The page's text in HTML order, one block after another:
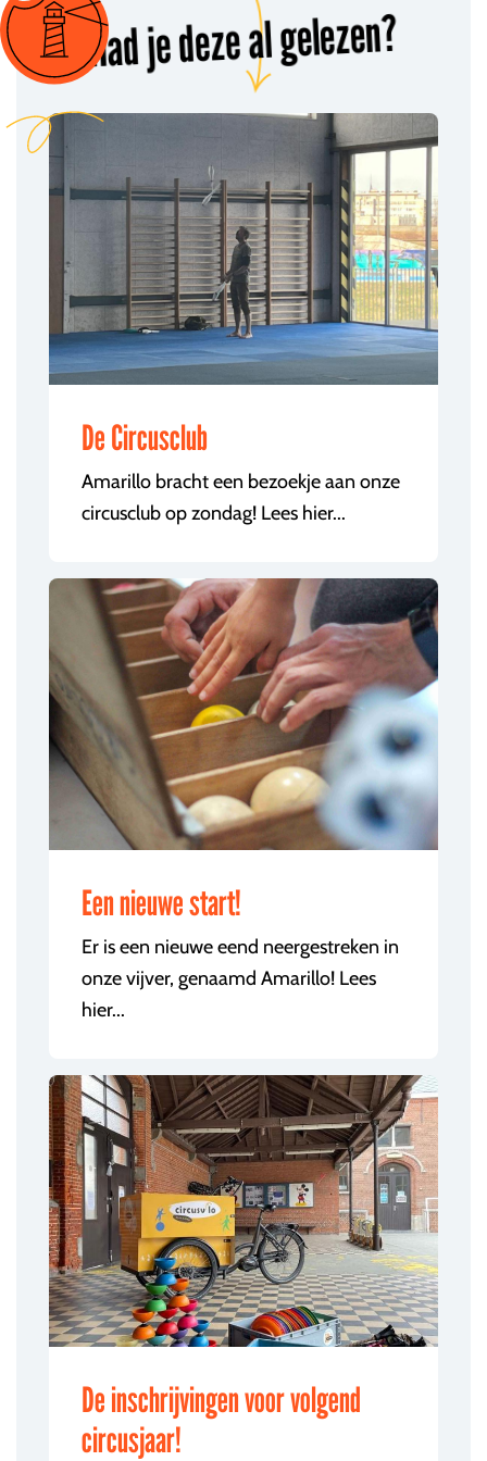
Had je deze al gelezen?
De Circusclub
Amarillo bracht een bezoekje aan onze
circusclub op zondag! Lees hier...
Een nieuwe start!
Er is een nieuwe eend neergestreken in
onze vijver, genaamd Amarillo! Lees
hier...
De inschrijvingen voor volgend
circusjaar!